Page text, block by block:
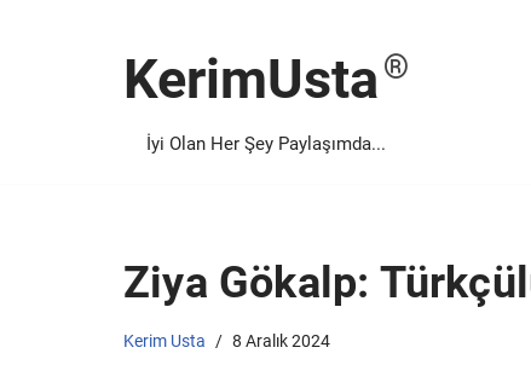
KerimUsta
İyi Olan Her Şey Paylaşımda...
Ziya Gökalp:
Kerim Usta 8 Aralık 2024